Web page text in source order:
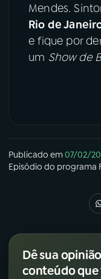
Mendes.
Rio de
e fique por
um Show de
Publicado em07/02/
Episódio do programa
Dê sua
conteúdo que